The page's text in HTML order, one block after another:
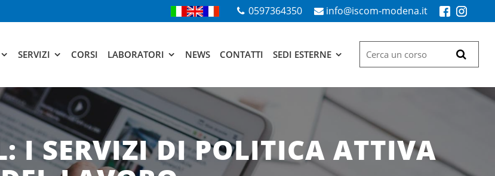
0597364350 info@iscom-modena.it
SERVIZI CORSI LABORATORI NEWS CONTATTI SEDI ESTERNE
I SERVIZI DI POLITICA ATTIVA